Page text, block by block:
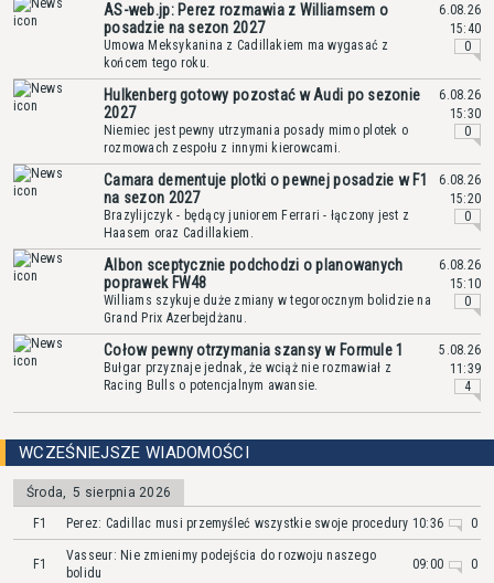
AS-web.jp: Perez rozmawia z Williamsem o
posadzie na sezon 2027
Umowa Meksykanina z Cadillakiem ma wygasać z
końcem tego roku.
6.08.26
15:40
0
Hulkenberg gotowy pozostać w Audi po sezonie
2027
Niemiec jest pewny utrzymania posady mimo plotek o
rozmowach zespołu z innymi kierowcami.
6.08.26
15:30
0
Camara dementuje plotki o pewnej posadzie w F1
na sezon 2027
Brazylijczyk - będący juniorem Ferrari - łączony jest z
Haasem oraz Cadillakiem.
6.08.26
15:20
0
Albon sceptycznie podchodzi o planowanych
poprawek FW48
Williams szykuje duże zmiany w tegorocznym bolidzie na
Grand Prix Azerbejdżanu.
6.08.26
15:10
0
Cołow pewny otrzymania szansy w Formule 1
Bułgar przyznaje jednak, że wciąż nie rozmawiał z
Racing Bulls o potencjalnym awansie.
5.08.26
11:39
4
WCZEŚNIEJSZE WIADOMOŚCI
Środa, 5 sierpnia 2026
F1
Perez: Cadillac musi przemyśleć wszystkie swoje procedury 10:36 0
F1
Vasseur: Nie zmienimy podejścia do rozwoju naszego
bolidu
09:00 0